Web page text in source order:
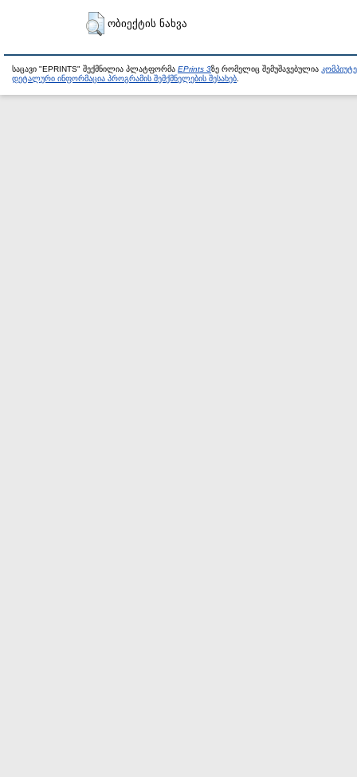
ობიექტის ნახვა
საცავი "EPRINTS" შექმნილია პლატფორმა EPrints 3ზე რომელიც შემუშავებულია
დეტალური ინფორმაცია პროგრამის შემქმნელების შესახებ.